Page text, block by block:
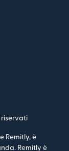
riservati
Remitly, è
Remitly è